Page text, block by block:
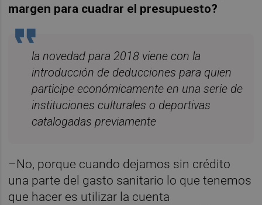
margen para cuadrar el presupuesto?
la novedad para 2018 viene con la
introducción de deducciones para quien
participe económicamente en una serie de
instituciones culturales o deportivas
catalogadas previamente
–No, porque cuando dejamos sin crédito
una parte del gasto sanitario lo que tenemos
que hacer es utilizar la cuenta